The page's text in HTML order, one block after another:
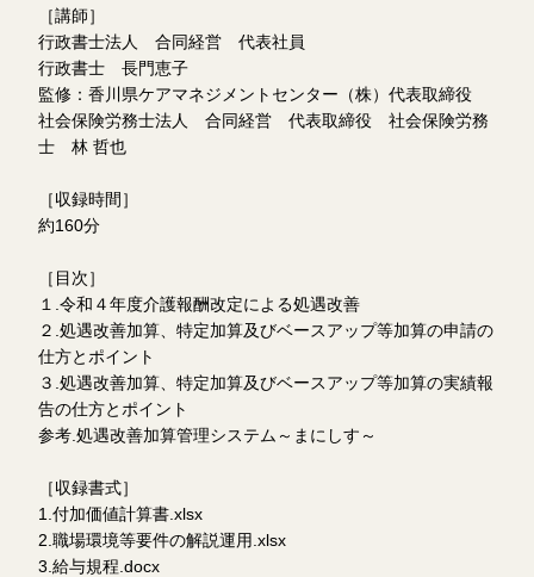
［講師］
行政書士法人 合同経営 代表社員
行政書士 長門恵子
監修：香川県ケアマネジメントセンター（株）代表取締役
社会保険労務士法人 合同経営 代表取締役 社会保険労務
士 林 哲也
［収録時間］
約160分
［目次］
１.令和４年度介護報酬改定による処遇改善
２.処遇改善加算、特定加算及びベースアップ等加算の申請の
仕方とポイント
３.処遇改善加算、特定加算及びベースアップ等加算の実績報
告の仕方とポイント
参考.処遇改善加算管理システム～まにしす～
［収録書式］
1.付加価値計算書.xlsx
2.職場環境等要件の解説運用.xlsx
3.給与規程.docx